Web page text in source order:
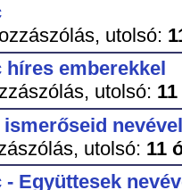
utolsó:
híres emberekkel
utolsó:
nevével
utolsó: 11
- Együttesek